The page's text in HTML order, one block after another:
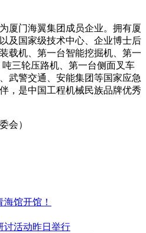
厦门海翼集团成员企业。拥有厦
及国家级技术中心、企业博士后
载机、第一台智能挖掘机、第一
三轮压路机、第一台侧面叉车
武警交通、安能集团等国家应急
，是中国工程机械民族品牌优秀
会）
馆开馆！
讨活动昨日举行